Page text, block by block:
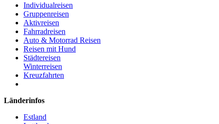
Individualreisen
Gruppenreisen
Aktivreisen
Fahrradreisen
Auto & Motorrad Reisen
Reisen mit Hund
Städtereisen
Winterreisen
Kreuzfahrten
Länderinfos
Estland